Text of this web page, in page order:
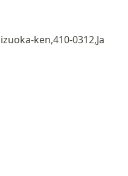
ken,410-0312,Ja